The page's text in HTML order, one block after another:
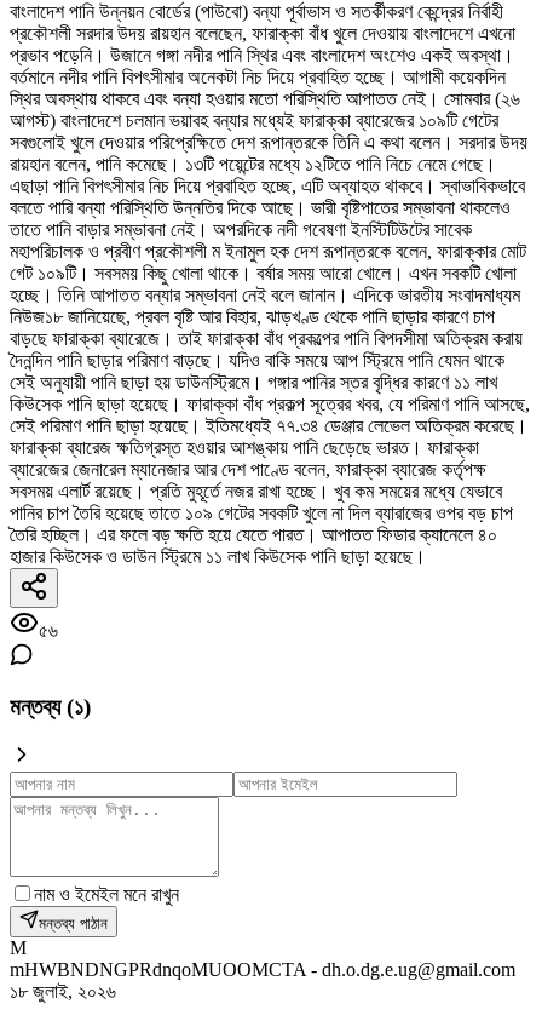
বাংলাদেশ পানি উন্নয়ন বোর্ডের (পাউবো) বন্যা পূর্বাভাস ও সতর্কীকরণ কেন্দ্রের নির্বাহী
প্রকৌশলী সরদার উদয় রায়হান বলেছেন, ফারাক্কা বাঁধ খুলে দেওয়ায় বাংলাদেশে এখনো
প্রভাব পড়েনি। উজানে গঙ্গা নদীর পানি স্থির এবং বাংলাদেশ অংশেও একই অবস্থা।
বর্তমানে নদীর পানি বিপৎসীমার অনেকটা নিচ দিয়ে প্রবাহিত হচ্ছে। আগামী কয়েকদিন
স্থির অবস্থায় থাকবে এবং বন্যা হওয়ার মতো পরিস্থিতি আপাতত নেই। সোমবার (২৬
আগস্ট) বাংলাদেশে চলমান ভয়াবহ বন্যার মধ্যেই ফারাক্কা ব্যারেজের ১০৯টি গেটের
সবগুলোই খুলে দেওয়ার পরিপ্রেক্ষিতে দেশ রূপান্তরকে তিনি এ কথা বলেন। সরদার উদয়
রায়হান বলেন, পানি কমেছে। ১৩টি পয়েন্টের মধ্যে ১২টিতে পানি নিচে নেমে গেছে।
এছাড়া পানি বিপৎসীমার নিচ দিয়ে প্রবাহিত হচ্ছে, এটি অব্যাহত থাকবে। স্বাভাবিকভাবে
বলতে পারি বন্যা পরিস্থিতি উন্নতির দিকে আছে। ভারী বৃষ্টিপাতের সম্ভাবনা থাকলেও
তাতে পানি বাড়ার সম্ভাবনা নেই। অপরদিকে নদী গবেষণা ইনস্টিটিউটের সাবেক
মহাপরিচালক ও প্রবীণ প্রকৌশলী ম ইনামুল হক দেশ রূপান্তরকে বলেন, ফারাক্কার মোট
গেট ১০৯টি। সবসময় কিছু খোলা থাকে। বর্ষার সময় আরো খোলে। এখন সবকটি খোলা
হচ্ছে। তিনি আপাতত বন্যার সম্ভাবনা নেই বলে জানান। এদিকে ভারতীয় সংবাদমাধ্যম
নিউজ১৮ জানিয়েছে, প্রবল বৃষ্টি আর বিহার, ঝাড়খণ্ড থেকে পানি ছাড়ার কারণে চাপ
বাড়ছে ফারাক্কা ব্যারেজে। তাই ফারাক্কা বাঁধ প্রকল্পের পানি বিপদসীমা অতিক্রম করায়
দৈনন্দিন পানি ছাড়ার পরিমাণ বাড়ছে। যদিও বাকি সময়ে আপ স্ট্রিমে পানি যেমন থাকে
সেই অনুযায়ী পানি ছাড়া হয় ডাউনস্ট্রিমে। গঙ্গার পানির স্তর বৃদ্ধির কারণে ১১ লাখ
কিউসেক পানি ছাড়া হয়েছে। ফারাক্কা বাঁধ প্রকল্প সূত্রের খবর, যে পরিমাণ পানি আসছে,
সেই পরিমাণ পানি ছাড়া হয়েছে। ইতিমধ্যেই ৭৭.৩৪ ডেঞ্জার লেভেল অতিক্রম করেছে।
ফারাক্কা ব্যারেজ ক্ষতিগ্রস্ত হওয়ার আশঙ্কায় পানি ছেড়েছে ভারত। ফারাক্কা
ব্যারেজের জেনারেল ম্যানেজার আর দেশ পাণ্ডে বলেন, ফারাক্কা ব্যারেজ কর্তৃপক্ষ
সবসময় এলার্ট রয়েছে। প্রতি মুহূর্তে নজর রাখা হচ্ছে। খুব কম সময়ের মধ্যে যেভাবে
পানির চাপ তৈরি হয়েছে তাতে ১০৯ গেটের সবকটি খুলে না দিল ব্যারাজের ওপর বড় চাপ
তৈরি হচ্ছিল। এর ফলে বড় ক্ষতি হয়ে যেতে পারত। আপাতত ফিডার ক্যানেলে ৪০
হাজার কিউসেক ও ডাউন স্ট্রিমে ১১ লাখ কিউসেক পানি ছাড়া হয়েছে।
৫৬
মন্তব্য (১)
নাম ও ইমেইল মনে রাখুন
মন্তব্য পাঠান
M
mHWBNDNGPRdnqoMUOOMCTA - dh.o.dg.e.ug@gmail.com
১৮ জুলাই, ২০২৬